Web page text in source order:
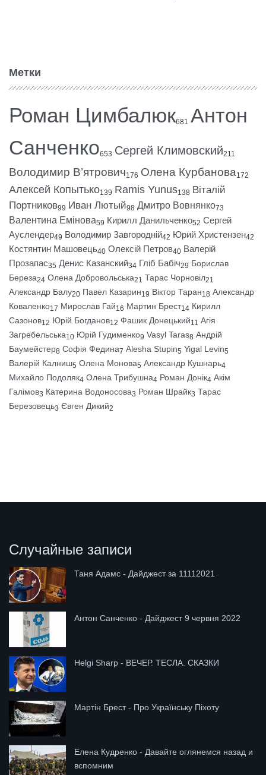
Метки
Роман Цимбалюк681 Антон
Санченко653 Сергей Климовский211
Володимир В’ятрович176 Олена Курбанова172
Алексей Копытько139 Ramis Yunus138 Віталій
Портников99 Иван Лютый98 Дмитро Вовнянко73
Валентина Емінова59 Кирилл Данильченко52 Сергей
Ауслендер49 Володимир Завгородній42 Юрий Христензен42
Костянтин Машовець40 Олексій Петров40 Валерій
Прозапас35 Денис Казанский34 Гліб Бабіч29 Борислав
Береза24 Олена Добровольська21 Тарас Чорновіл21
Александр Балу20 Павел Казарин19 Віктор Таран18 Александр
Коваленко17 Мирослав Гай16 Мартин Брест14 Кирилл
Сазонов12 Юрій Богданов12 Фашик Донецький11 Агія
Загребельська10 Юрій Гудименко9 Vasyl Taras8 Андрій
Баумейстер8 Софія Федина7 Alesha Stupin5 Yigal Levin5
Валерій Калниш5 Олена Монова5 Александр Кушнарь4
Михайло Подоляк4 Олена Трибушна4 Роман Донік4 Акім
Галімов3 Катерина Водоносова3 Роман Шрайк3 Тарас
Березовець3 Євген Дикий2
Случайные записи
Таня Адамс - Дайджест за 11112021
Антон Санченко - Дайджест 9 червня 2022
Helgi Sharp - ВЕЧЕР. ТЕСЛА. СКАЗКИ
Мартін Брест - Про Українську Піхоту
Елена Кудренко - Давайте оглянемся назад и
вспомним